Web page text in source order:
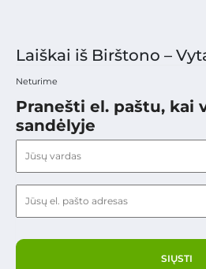
Laiškai iš Birštono –
Neturime
Pranešti el. paštu, kai
sandėlyje